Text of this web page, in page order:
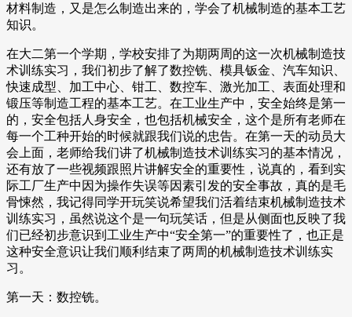
材料制造，又是怎么制造出来的，学会了机械制造的基本工艺
知识。
在大二第一个学期，学校安排了为期两周的这一次机械制造技
术训练实习，我们初步了解了数控铣、模具钣金、汽车知识、
快速成型、加工中心、钳工、数控车、激光加工、表面处理和
锻压等制造工程的基本工艺。在工业生产中，安全始终是第一
的，安全包括人身安全，也包括机械安全，这个是所有老师在
每一个工种开始的时候就跟我们说的忠告。在第一天的动员大
会上面，老师给我们讲了机械制造技术训练实习的基本情况，
还有放了一些视频跟照片讲解安全的重要性，说真的，看到实
际工厂生产中因为操作失误等因素引发的安全事故，真的是毛
骨悚然，我记得同学开玩笑说希望我们活着结束机械制造技术
训练实习，虽然说这个是一句玩笑话，但是从侧面也反映了我
们已经初步意识到工业生产中“安全第一”的重要性了，也正是
这种安全意识让我们顺利结束了两周的机械制造技术训练实
习。
第一天：数控铣。